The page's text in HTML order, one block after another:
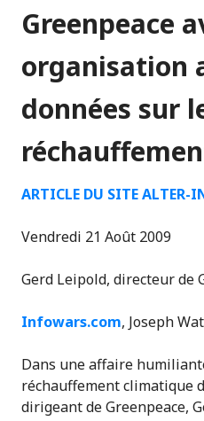
Greenpeace
organisation
données sur
ARTICLE DU SITE ALTER-
Vendredi 21 Août 2009
Gerd Leipold, directeur de
Infowars.com, Joseph
Dans une affaire
réchauffement climatique
dirigeant de Greenpeace,